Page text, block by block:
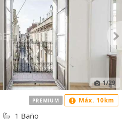
1/29
1 Baño
PREMIUM Máx. 10km